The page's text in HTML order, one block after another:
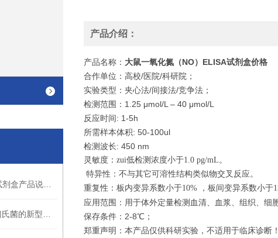
产品介绍：
产品名称： 大鼠一氧化氮（NO）ELISA试剂盒价格
合作单位：高校/医院/科研院；
实验类型：夹心法/间接法/竞争法；
检测范围：1.25 μmol/L – 40 μmol/L
反应时间: 1-5h
所需样本体积: 50-100ul
检测波长: 450 nm
灵敏度：zui低检测浓度小于1.0 pg/mL。
特异性：不与其它可溶性结构类似物交叉反应。
重复性：板内变异系数小于10% ，板间变异系数小于
应用范围：用于体外定量检测血清、血浆、组织、细
保存条件：2-8℃；
郑重声明：本产品仅供科研实验，不适用于临床诊断！